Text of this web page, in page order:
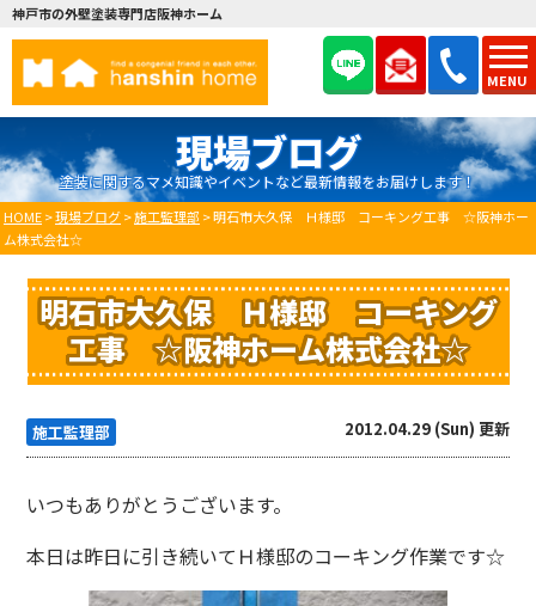
MENU
神戸市の外壁塗装専門店阪神ホーム
現場ブログ
塗装に関するマメ知識やイベントなど最新情報をお届けします！
HOME>現場ブログ>施工監理部 >明石市大久保 Ｈ様邸 コーキング工事 ☆阪神ホー
ム株式会社☆
明石市大久保 Ｈ様邸 コーキング
工事 ☆阪神ホーム株式会社☆
施工監理部 2012.04.29 (Sun) 更新
いつもありがとうございます。
本日は昨日に引き続いてＨ様邸のコーキング作業です☆